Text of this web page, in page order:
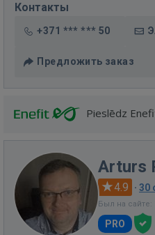
Контакты
+371 *** *** 50
Предложить заказ
Pieslēdz
Arturs
4.9 · 30
Был на сайте:
PRO